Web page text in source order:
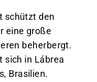
schützt den
eine große
beherbergt.
sich in Lábrea
Brasilien.